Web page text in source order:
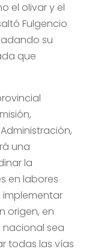
el olivar y el
Fulgencio
su
que
una
la
en labores
implementar
origen, en
sea
todas las vías